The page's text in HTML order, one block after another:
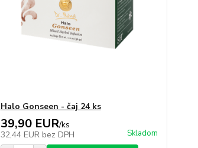
Halo Gonseen - čaj 24 ks
39,90 EUR/ks
32,44 EUR bez DPH Skladom